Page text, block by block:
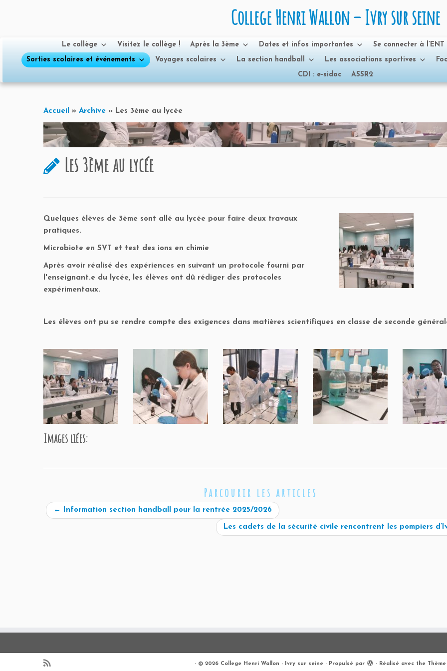
College Henri Wallon – Ivry sur seine
Le collège Visitez le collège ! Après la 3ème Dates et infos importantes Se connecter à l’ENT
Sorties scolaires et événements
Voyages scolaires La section handball Les associations sportives
CDI : e-sidoc
ASSR2
Accueil » Archive » Les 3ème au lycée
Les 3ème au lycée
Quelques élèves de 3ème sont allé au lycée pour faire deux travaux
pratiques.
Microbiote en SVT et test des ions en chimie
Après avoir réalisé des expériences en suivant un protocole fourni par
l'enseignant.e du lycée, les élèves ont dû rédiger des protocoles
expérimentaux.
Les élèves ont pu se rendre compte des exigences dans matières scientifiques en classe de seconde
Images liées:
Parcourir les articles
← Information section handball pour la rentrée 2025/2026
Les cadets de la sécurité civile rencontrent les pompiers
· © 2026 College Henri Wallon - Ivry sur seine · Propulsé par · Réalisé avec the